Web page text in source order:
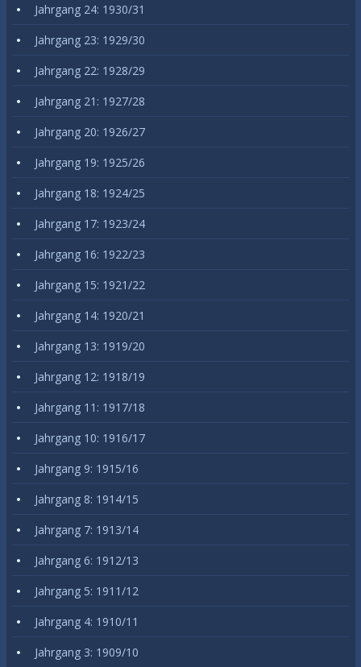
Jahrgang 24: 1930/31
Jahrgang 23: 1929/30
Jahrgang 22: 1928/29
Jahrgang 21: 1927/28
Jahrgang 20: 1926/27
Jahrgang 19: 1925/26
Jahrgang 18: 1924/25
Jahrgang 17: 1923/24
Jahrgang 16: 1922/23
Jahrgang 15: 1921/22
Jahrgang 14: 1920/21
Jahrgang 13: 1919/20
Jahrgang 12: 1918/19
Jahrgang 11: 1917/18
Jahrgang 10: 1916/17
Jahrgang 9: 1915/16
Jahrgang 8: 1914/15
Jahrgang 7: 1913/14
Jahrgang 6: 1912/13
Jahrgang 5: 1911/12
Jahrgang 4: 1910/11
Jahrgang 3: 1909/10